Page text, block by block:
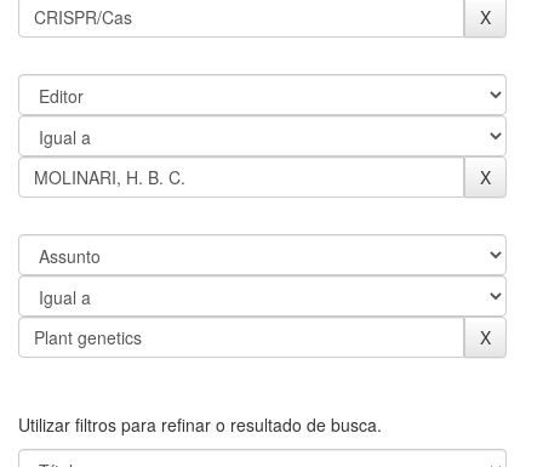
Utilizar filtros para refinar o resultado de busca.